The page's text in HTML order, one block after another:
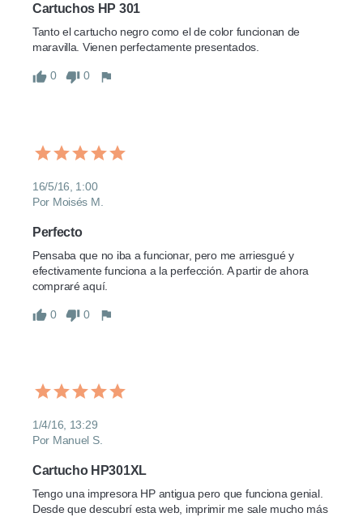
Cartuchos HP 301
Tanto el cartucho negro como el de color funcionan de
maravilla. Vienen perfectamente presentados.
0 0
16/5/16, 1:00
Por Moisés M.
Perfecto
Pensaba que no iba a funcionar, pero me arriesgué y
efectivamente funciona a la perfección. A partir de ahora
compraré aquí.
0 0
1/4/16, 13:29
Por Manuel S.
Cartucho HP301XL
Tengo una impresora HP antigua pero que funciona genial.
Desde que descubrí esta web, imprimir me sale mucho más